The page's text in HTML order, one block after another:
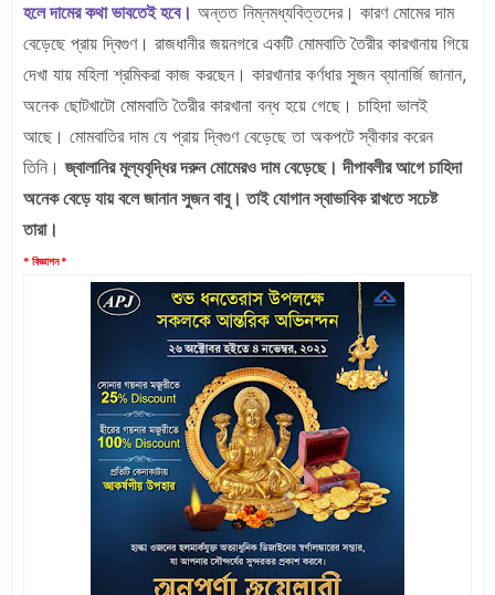
হলে দামের কথা ভাবতেই হবে। অন্তত নিম্নমধ্যবিত্তদের। কারণ মোমের দাম
বেড়েছে প্রায় দ্বিগুণ। রাজধানীর জয়নগরে একটি মোমবাতি তৈরীর কারখানায় গিয়ে
দেখা যায় মহিলা শ্রমিকরা কাজ করছেন। কারখানার কর্ণধার সুজন ব্যানার্জি জানান,
অনেক ছোটখাটো মোমবাতি তৈরীর কারখানা বন্ধ হয়ে গেছে। চাহিদা ভালই
আছে। মোমবাতির দাম যে প্রায় দ্বিগুণ বেড়েছে তা অকপটে স্বীকার করেন
তিনি।জ্বালানির মূল্যবৃদ্ধির দরুন মোমেরও দাম বেড়েছে। দীপাবলীর আগে চাহিদা
অনেক বেড়ে যায় বলে জানান সুজন বাবু। তাই যোগান স্বাভাবিক রাখতে সচেষ্ট
তারা।
* বিজ্ঞাপন *